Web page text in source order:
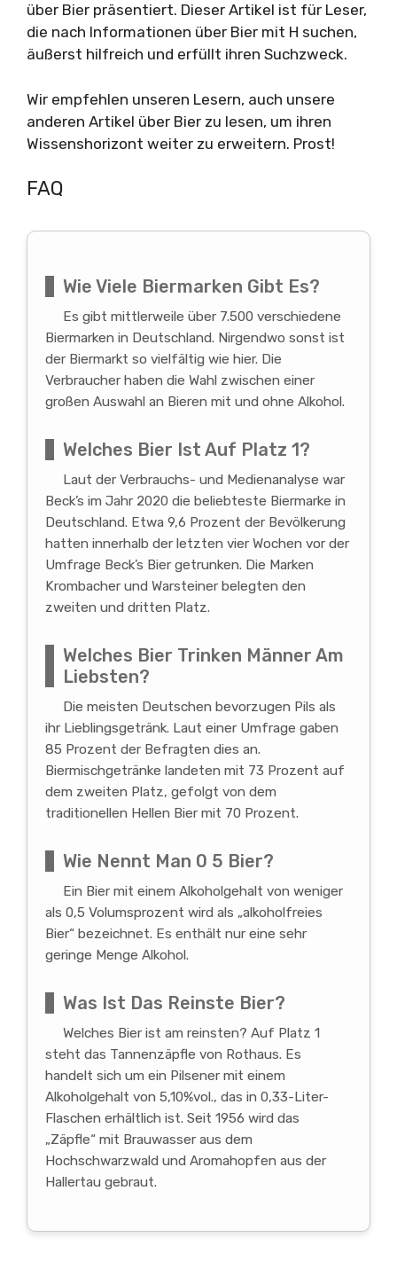
über Bier präsentiert. Dieser Artikel ist für Leser,
die nach Informationen über Bier mit H suchen,
äußerst hilfreich und erfüllt ihren Suchzweck.
Wir empfehlen unseren Lesern, auch unsere
anderen Artikel über Bier zu lesen, um ihren
Wissenshorizont weiter zu erweitern. Prost!
FAQ
Wie Viele Biermarken Gibt Es?
Es gibt mittlerweile über 7.500 verschiedene
Biermarken in Deutschland. Nirgendwo sonst ist
der Biermarkt so vielfältig wie hier. Die
Verbraucher haben die Wahl zwischen einer
großen Auswahl an Bieren mit und ohne Alkohol.
Welches Bier Ist Auf Platz 1?
Laut der Verbrauchs- und Medienanalyse war
Beck’s im Jahr 2020 die beliebteste Biermarke in
Deutschland. Etwa 9,6 Prozent der Bevölkerung
hatten innerhalb der letzten vier Wochen vor der
Umfrage Beck’s Bier getrunken. Die Marken
Krombacher und Warsteiner belegten den
zweiten und dritten Platz.
Welches Bier Trinken Männer Am
Liebsten?
Die meisten Deutschen bevorzugen Pils als
ihr Lieblingsgetränk. Laut einer Umfrage gaben
85 Prozent der Befragten dies an.
Biermischgetränke landeten mit 73 Prozent auf
dem zweiten Platz, gefolgt von dem
traditionellen Hellen Bier mit 70 Prozent.
Wie Nennt Man 0 5 Bier?
Ein Bier mit einem Alkoholgehalt von weniger
als 0,5 Volumsprozent wird als „alkoholfreies
Bier“ bezeichnet. Es enthält nur eine sehr
geringe Menge Alkohol.
Was Ist Das Reinste Bier?
Welches Bier ist am reinsten? Auf Platz 1
steht das Tannenzäpfle von Rothaus. Es
handelt sich um ein Pilsener mit einem
Alkoholgehalt von 5,10%vol., das in 0,33-Liter-
Flaschen erhältlich ist. Seit 1956 wird das
„Zäpfle“ mit Brauwasser aus dem
Hochschwarzwald und Aromahopfen aus der
Hallertau gebraut.